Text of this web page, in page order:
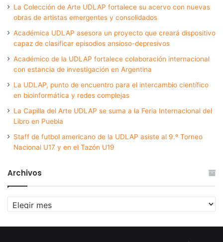
La Colección de Arte UDLAP fortalece su acervo con nuevas
obras de artistas emergentes y consolidados
Académica UDLAP asesora un proyecto que creará dispositivo
capaz de clasificar episodios ansioso-depresivos
Académico de la UDLAP fortalece colaboración internacional
con estancia de investigación en Argentina
La UDLAP, punto de encuentro para el intercambio científico
en bioinformática y redes complejas
La Capilla del Arte UDLAP se suma a la Feria Internacional del
Libro en Puebla
Staff de futbol americano de la UDLAP asiste al 9.º Torneo
Nacional U17 y en el Tazón U19
Archivos
Archivos